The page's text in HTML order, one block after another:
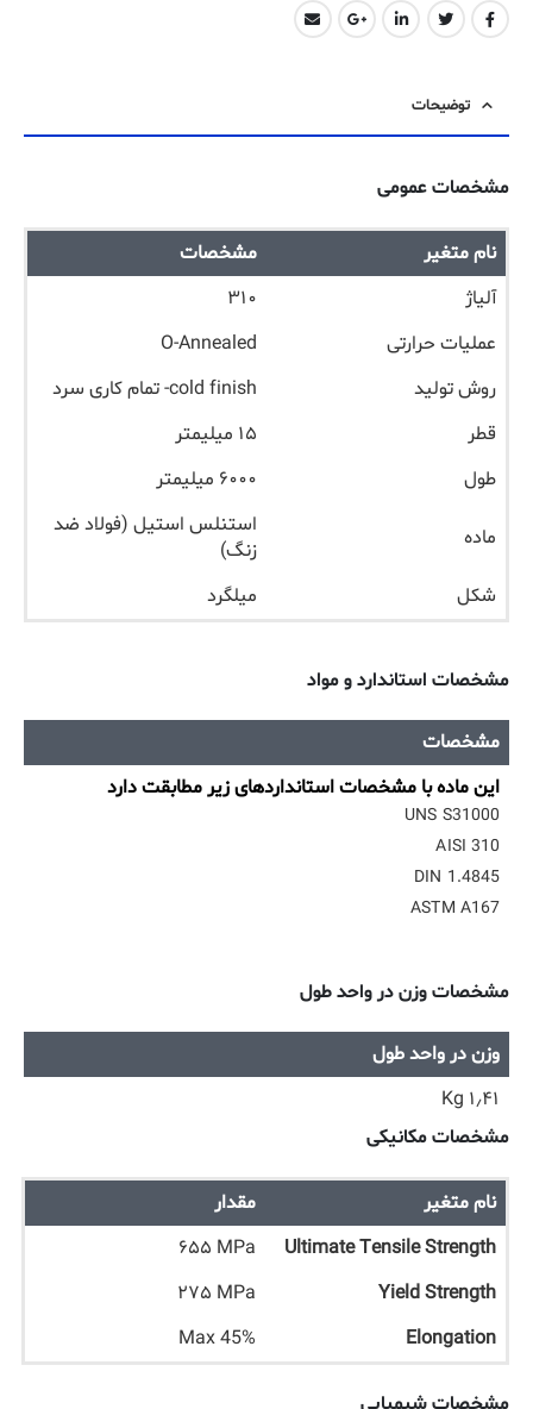
توضیحات
مشخصات عمومی
نام متغیر
مشخصات
آلیاژ
۳۱۰
عملیات حرارتی
O-Annealed
روش تولید
cold finish- تمام کاری سرد
قطر
۱۵ میلیمتر
طول
۶۰۰۰ میلیمتر
ماده
استنلس استیل (فولاد ضد
زنگ)
شکل
میلگرد
مشخصات استاندارد و مواد
مشخصات
این ماده با مشخصات استانداردهای زیر مطابقت دارد
UNS S31000
AISI 310
DIN 1.4845
ASTM A167
مشخصات وزن در واحد طول
وزن در واحد طول
۱٫۴۱ Kg
مشخصات مکانیکی
نام متغیر
مقدار
Ultimate Tensile Strength
۶۵۵ MPa
Yield Strength
۲۷۵ MPa
Elongation
Max 45%